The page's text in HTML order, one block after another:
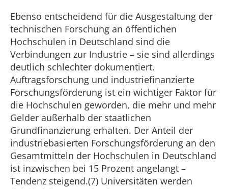
Ebenso entscheidend für die Ausgestaltung der
technischen Forschung an öffentlichen
Hochschulen in Deutschland sind die
Verbindungen zur Industrie – sie sind allerdings
deutlich schlechter dokumentiert.
Auftragsforschung und industriefinanzierte
Forschungsförderung ist ein wichtiger Faktor für
die Hochschulen geworden, die mehr und mehr
Gelder außerhalb der staatlichen
Grundfinanzierung erhalten. Der Anteil der
industriebasierten Forschungsförderung an den
Gesamtmitteln der Hochschulen in Deutschland
ist inzwischen bei 15 Prozent angelangt –
Tendenz steigend.(7) Universitäten werden